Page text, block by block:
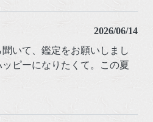
2026/06/14
いて、鑑定をお願いしまし
ピーになりたくて。この夏